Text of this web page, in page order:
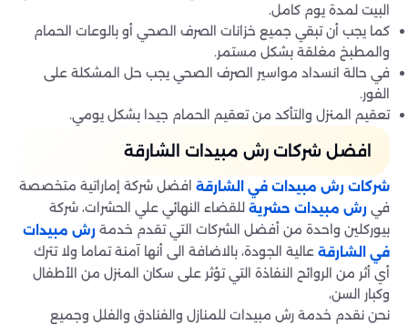
البيت لمدة يوم كامل.
كما يجب أن تبقي جميع خزانات الصرف الصحي أو بالوعات الحمام
والمطبخ مغلقة بشكل مستمر.
في حالة انسداد مواسير الصرف الصحي يجب حل المشكلة على
الفور.
تعقيم المنزل والتأكد من تعقيم الحمام جيدا بشكل يومي.
افضل شركات رش مبيدات الشارقة
شركات رش مبيدات في الشارقة افضل شركة إماراتية متخصصة
في رش مبيدات حشرية للقضاء النهائي علي الحشرات، شركة
بيوركلين واحدة من أفضل الشركات التي تقدم خدمة رش مبيدات
في الشارقة عالية الجودة، بالاضافة الى أنها آمنة تماما ولا تترك
أي أثر من الروائح النفاذة التي تؤثر على سكان المنزل من الأطفال
وكبار السن،
نحن نقدم خدمة رش مبيدات للمنازل والفنادق والفلل وجميع